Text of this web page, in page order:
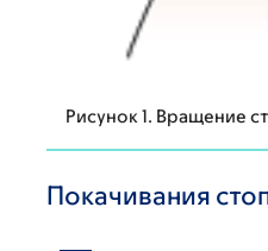
Рисунок 1. Вращение
Покачивания